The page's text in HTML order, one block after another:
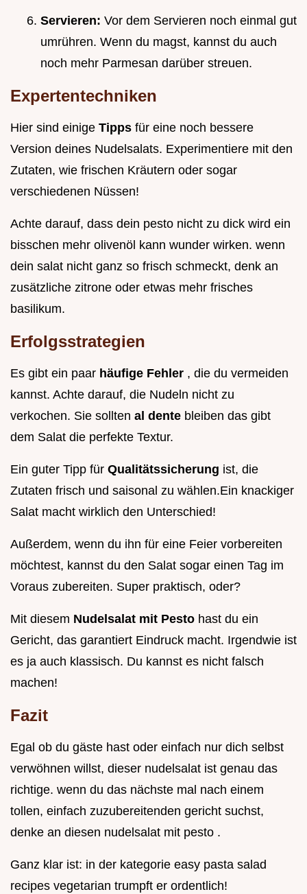
Servieren: Vor dem Servieren noch einmal gut
umrühren. Wenn du magst, kannst du auch
noch mehr Parmesan darüber streuen.
Expertentechniken
Hier sind einige Tipps für eine noch bessere
Version deines Nudelsalats. Experimentiere mit den
Zutaten, wie frischen Kräutern oder sogar
verschiedenen Nüssen!
Achte darauf, dass dein pesto nicht zu dick wird ein
bisschen mehr olivenöl kann wunder wirken. wenn
dein salat nicht ganz so frisch schmeckt, denk an
zusätzliche zitrone oder etwas mehr frisches
basilikum.
Erfolgsstrategien
Es gibt ein paar häufige Fehler , die du vermeiden
kannst. Achte darauf, die Nudeln nicht zu
verkochen. Sie sollten al dente bleiben das gibt
dem Salat die perfekte Textur.
Ein guter Tipp für Qualitätssicherung ist, die
Zutaten frisch und saisonal zu wählen.Ein knackiger
Salat macht wirklich den Unterschied!
Außerdem, wenn du ihn für eine Feier vorbereiten
möchtest, kannst du den Salat sogar einen Tag im
Voraus zubereiten. Super praktisch, oder?
Mit diesem Nudelsalat mit Pesto hast du ein
Gericht, das garantiert Eindruck macht. Irgendwie ist
es ja auch klassisch. Du kannst es nicht falsch
machen!
Fazit
Egal ob du gäste hast oder einfach nur dich selbst
verwöhnen willst, dieser nudelsalat ist genau das
richtige. wenn du das nächste mal nach einem
tollen, einfach zuzubereitenden gericht suchst,
denke an diesen nudelsalat mit pesto .
Ganz klar ist: in der kategorie easy pasta salad
recipes vegetarian trumpft er ordentlich!